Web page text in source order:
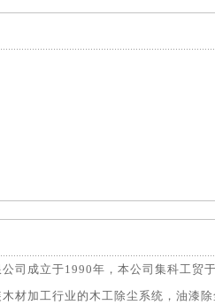
司成立于1990年，本公司集科工贸
材加工行业的木工除尘系统，油漆